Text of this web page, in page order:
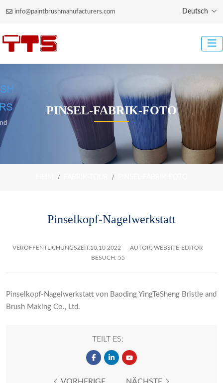
info@paintbrushmanufacturers.com Deutsch
PINSEL-FABRIK-FOTO
Pinselkopf-Nagelwerkstatt
VERÖFFENTLICHUNGSZEIT:10.10 2022
AUTOR: WEBSITE-EDITOR
BESUCH: 55
Pinselkopf-Nagelwerkstatt von Baoding YingTeSheng Bristle and
Brush Making Co., Ltd.
TEILT ES: